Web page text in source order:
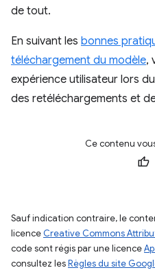
de tout.
En suivant les bonnes
téléchargement du modèle,
expérience utilisateur lors
des retéléchargements et
Ce contenu
Sauf indication contraire, le
licence Creative Commons
code sont régis par une licence
consultez lesRègles du site